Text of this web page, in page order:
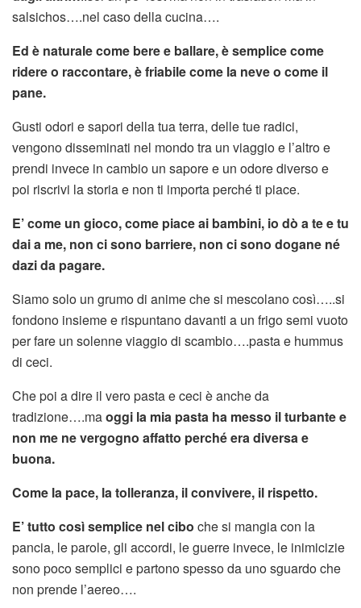
salsichos….nel caso della cucina….
Ed è naturale come bere e ballare, è semplice come
ridere o raccontare, è friabile come la neve o come il
pane.
Gusti odori e sapori della tua terra, delle tue radici,
vengono disseminati nel mondo tra un viaggio e l’altro e
prendi invece in cambio un sapore e un odore diverso e
poi riscrivi la storia e non ti importa perché ti piace.
E’ come un gioco, come piace ai bambini, io dò a te e tu
dai a me, non ci sono barriere, non ci sono dogane né
dazi da pagare.
Siamo solo un grumo di anime che si mescolano così…..si
fondono insieme e rispuntano davanti a un frigo semi vuoto
per fare un solenne viaggio di scambio….pasta e hummus
di ceci.
Che poi a dire il vero pasta e ceci è anche da
tradizione….maoggi la mia pasta ha messo il turbante e
non me ne vergogno affatto perché era diversa e
buona.
Come la pace, la tolleranza, il convivere, il rispetto.
E’ tutto così semplice nel cibo che si mangia con la
pancia, le parole, gli accordi, le guerre invece, le inimicizie
sono poco semplici e partono spesso da uno sguardo che
non prende l’aereo….